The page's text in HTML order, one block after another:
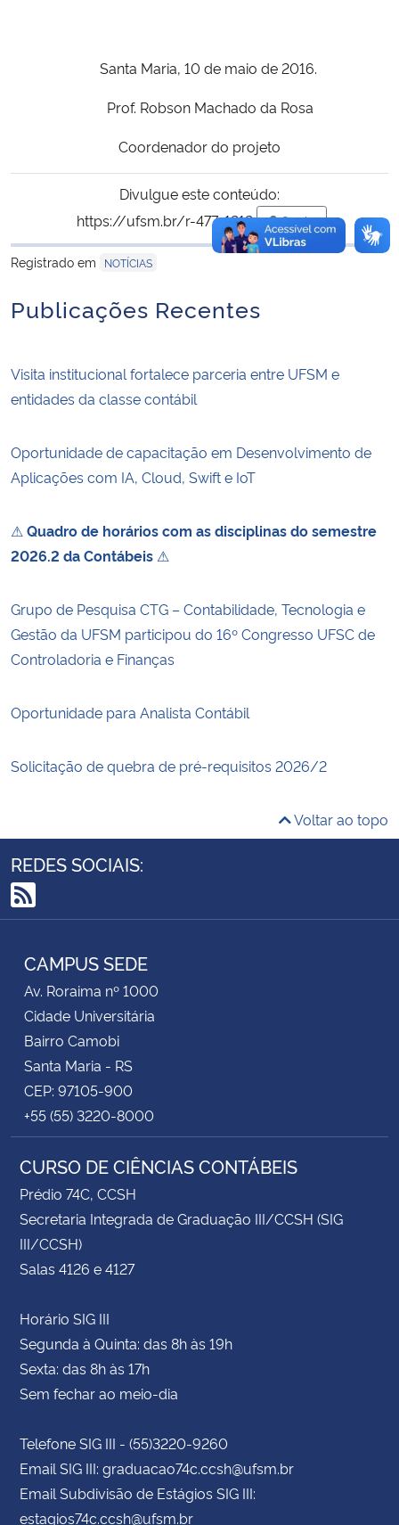
Santa Maria, 10 de maio de 2016.
Prof. Robson Machado da Rosa
Coordenador do projeto
Divulgue este conteúdo:
https://ufsm.br/r-477-1212
Copiar
para área de
Registrado em
NOTÍCIAS
Publicações Recentes
Visita institucional fortalece parceria entre UFSM e
entidades da classe contábil
Oportunidade de capacitação em Desenvolvimento de
Aplicações com IA, Cloud, Swift e IoT
⚠ Quadro de horários com as disciplinas do semestre
2026.2 da Contábeis ⚠
Grupo de Pesquisa CTG – Contabilidade, Tecnologia e
Gestão da UFSM participou do 16º Congresso UFSC de
Controladoria e Finanças
Oportunidade para Analista Contábil
Solicitação de quebra de pré-requisitos 2026/2
Voltar ao topo
REDES SOCIAIS:
RSS
CAMPUS SEDE
Av. Roraima nº 1000
Cidade Universitária
Bairro Camobi
Santa Maria - RS
CEP: 97105-900
+55 (55) 3220-8000
CURSO DE CIÊNCIAS CONTÁBEIS
Prédio 74C, CCSH
Secretaria Integrada de Graduação III/CCSH (SIG
III/CCSH)
Salas 4126 e 4127
Horário SIG III
Segunda à Quinta: das 8h às 19h
Sexta: das 8h às 17h
Sem fechar ao meio-dia
Telefone SIG III - (55)3220-9260
Email SIG III: graduacao74c.ccsh@ufsm.br
Email Subdivisão de Estágios SIG III:
estagios74c.ccsh@ufsm.br